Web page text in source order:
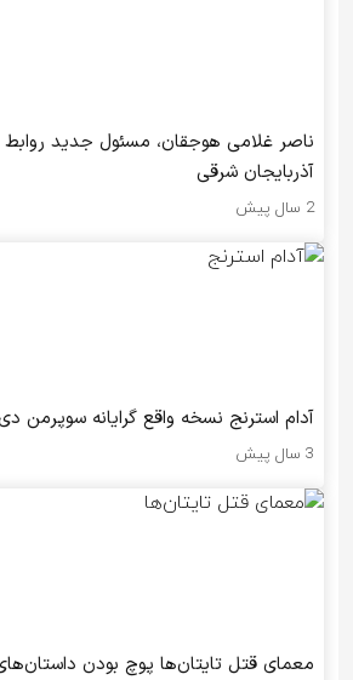
ناصر غلامی هوجقان، مسئول جدید روابط
آذربایجان شرقی
2 سال پیش
آدام استرنج نسخه واقع گرایانه
3 سال پیش
معمای قتل تایتان‌ها پوچ بودن داستان‌های